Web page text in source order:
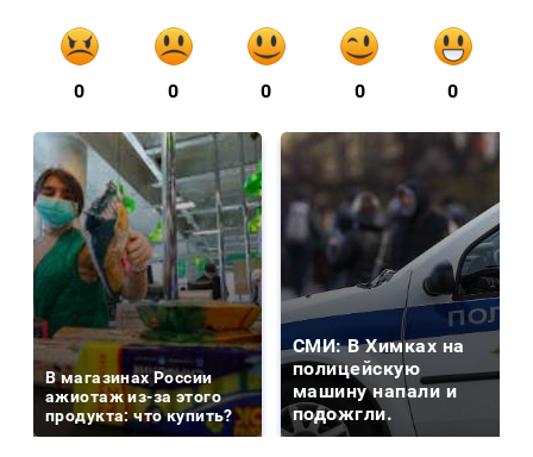
0 0 0 0 0
В магазинах России
ажиотаж из-за этого
продукта: что купить?
СМИ: В Химках на
полицейскую
машину напали и
подожгли.